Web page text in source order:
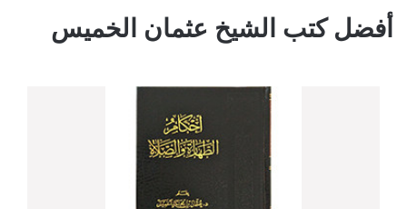
أفضل كتب الشيخ عثمان الخميس